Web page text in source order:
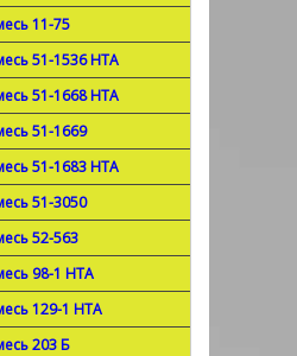
11-75
51-1536 НТА
51-1668 НТА
51-1669
51-1683 НТА
51-3050
52-563
98-1 НТА
129-1 НТА
203 Б